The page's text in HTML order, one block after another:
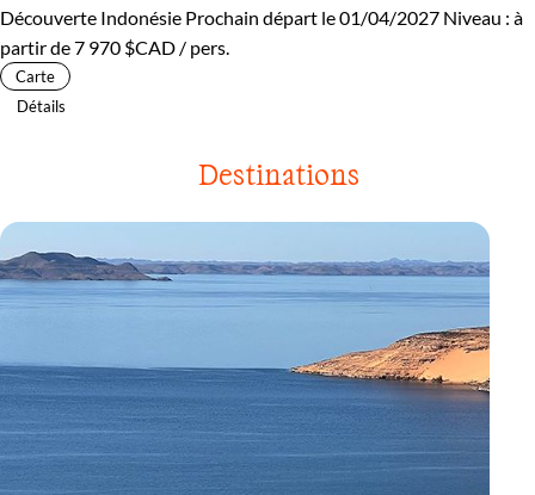
Découverte Indonésie Prochain départ le 01/04/2027 Niveau : à
partir de7 970 $CAD / pers.
Carte
Détails
Destinations